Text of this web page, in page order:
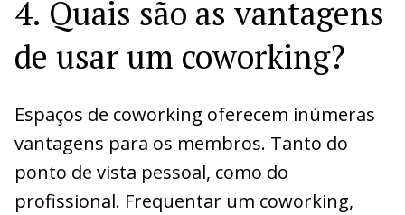
4. Quais são as vantagens
de usar um coworking?
Espaços de coworking oferecem inúmeras
vantagens para os membros. Tanto do
ponto de vista pessoal, como do
profissional. Frequentar um coworking,